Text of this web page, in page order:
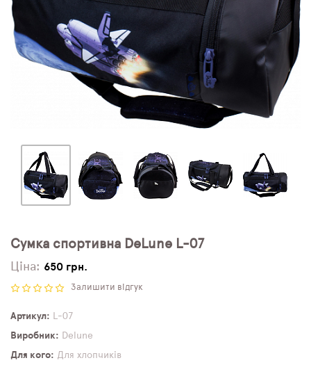
Сумка спортивна DeLune L-07
Ціна: 650 грн.
Залишити відгук
Артикул
L-07
Виробник
Delune
Для кого
Для хлопчиків